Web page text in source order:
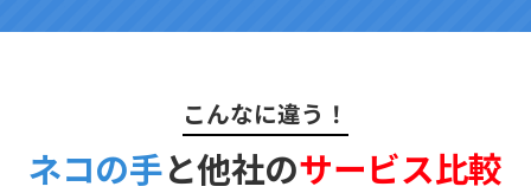
こんなに違う！
ネコの手と他社のサービス比較